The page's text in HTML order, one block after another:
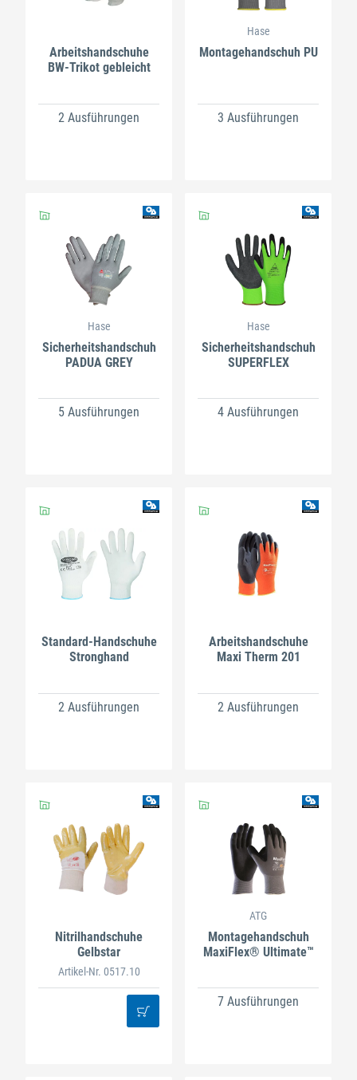
Arbeitshandschuhe
BW-Trikot gebleicht
2 Ausführungen
Hase
Montagehandschuh PU
3 Ausführungen
Hase
Sicherheitshandschuh
PADUA GREY
5 Ausführungen
Hase
Sicherheitshandschuh
SUPERFLEX
4 Ausführungen
Standard-Handschuhe
Stronghand
2 Ausführungen
Arbeitshandschuhe
Maxi Therm 201
2 Ausführungen
Nitrilhandschuhe
Gelbstar
Artikel-Nr. 0517.10
ATG
Montagehandschuh
MaxiFlex® Ultimate™
7 Ausführungen